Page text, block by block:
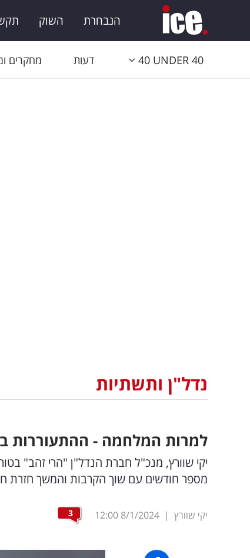
הנבחרת השוק
40 UNDER 40 דעות מחקרים
נדל"ן ותשתיות
למרות המלחמה - ההתעוררות
יקי שוורץ, מנכ"ל חברת הנדל"ן "הרי זהב"
מספר חודשים עם שוך הקרבות והמשך חזרת
יקי שוורץ |
8/1/2024
12:00
3